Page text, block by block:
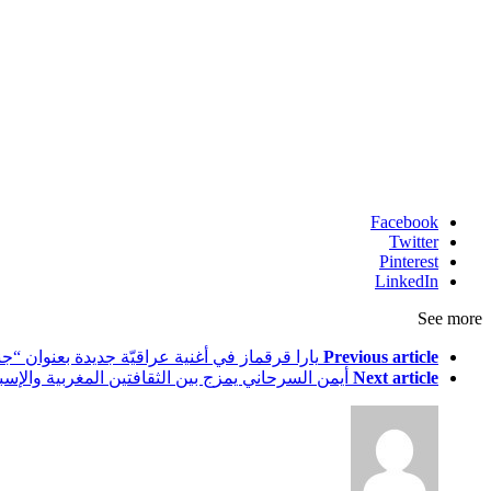
Facebook
Twitter
Pinterest
LinkedIn
See more
Previous article يارا قرقماز في أغنية عراقيّة جديدة بعنوان
Next article أيمن السرحاني يمزج بين الثقافتين المغربية